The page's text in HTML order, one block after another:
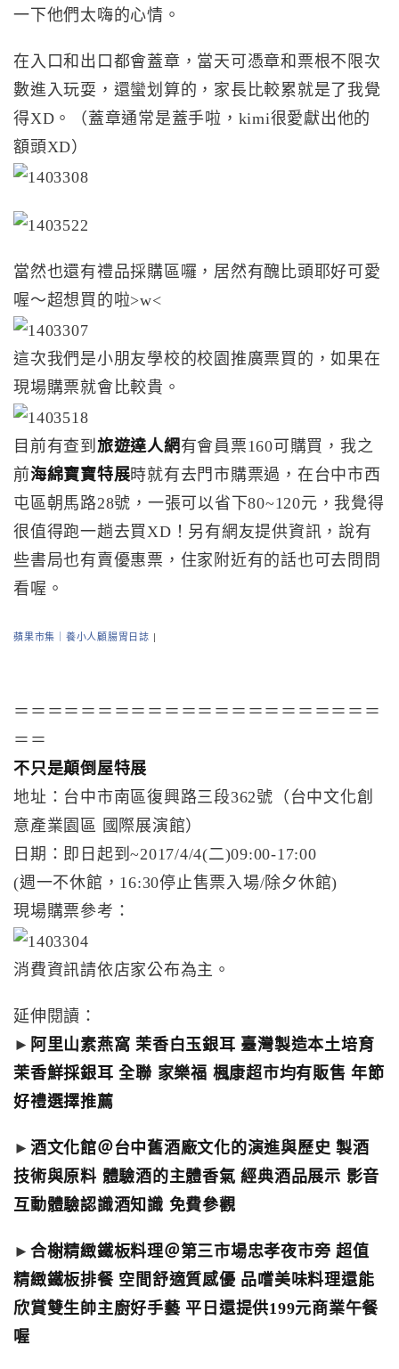
一下他們太嗨的心情。
在入口和出口都會蓋章，當天可憑章和票根不限次
數進入玩耍，還蠻划算的，家長比較累就是了我覺
得XD。（蓋章通常是蓋手啦，kimi很愛獻出他的
額頭XD）
當然也還有禮品採購區囉，居然有醜比頭耶好可愛
喔～超想買的啦>w<
這次我們是小朋友學校的校園推廣票買的，如果在
現場購票就會比較貴。
目前有查到 旅遊達人網 有會員票160可購買，我之
前海綿寶寶特展時就有去門市購票過，在台中市西
屯區朝馬路28號，一張可以省下80~120元，我覺得
很值得跑一趟去買XD！另有網友提供資訊，說有
些書局也有賣優惠票，住家附近有的話也可去問問
看喔。
蘋果市集｜養小人顧腸胃日誌 |
＝＝＝＝＝＝＝＝＝＝＝＝＝＝＝＝＝＝＝＝＝＝
＝＝
不只是顛倒屋特展
地址：台中市南區復興路三段362號（台中文化創
意產業園區 國際展演館）
日期：即日起到~2017/4/4(二)09:00-17:00
(週一不休館，16:30停止售票入場/除夕休館)
現場購票參考：
消費資訊請依店家公布為主。
延伸閱讀：
► 阿里山素燕窩 茉香白玉銀耳 臺灣製造本土培育
茉香鮮採銀耳 全聯 家樂福 楓康超市均有販售 年節
好禮選擇推薦
► 酒文化館＠台中舊酒廠文化的演進與歷史 製酒
技術與原料 體驗酒的主體香氣 經典酒品展示 影音
互動體驗認識酒知識 免費參觀
► 合榭精緻鐵板料理＠第三市場忠孝夜市旁 超值
精緻鐵板排餐 空間舒適質感優 品嚐美味料理還能
欣賞雙生帥主廚好手藝 平日還提供199元商業午餐
喔